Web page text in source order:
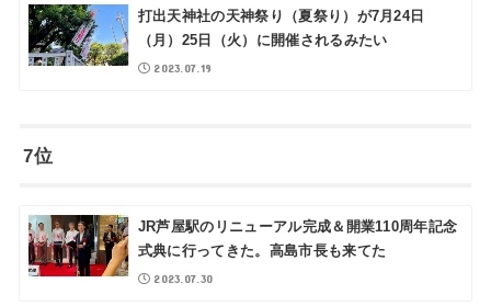
打出天神社の天神祭り（夏祭り）が7月24日
（月）25日（火）に開催されるみたい
2023.07.19
7位
JR芦屋駅のリニューアル完成＆開業110周年記念
式典に行ってきた。高島市長も来てた
2023.07.30